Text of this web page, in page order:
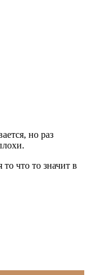
но раз
что то значит в